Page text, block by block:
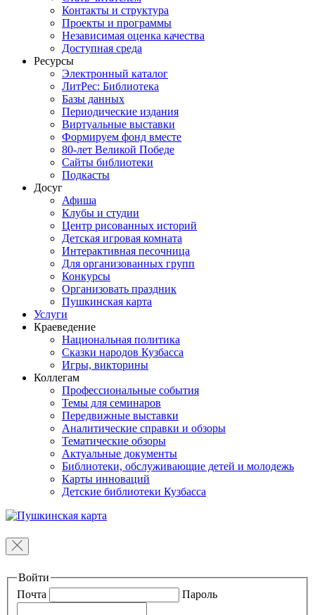
Контакты и структура
Проекты и программы
Независимая оценка качества
Доступная среда
Ресурсы
Электронный каталог
ЛитРес: Библиотека
Базы данных
Периодические издания
Виртуальные выставки
Формируем фонд вместе
80-лет Великой Победе
Сайты библиотеки
Подкасты
Досуг
Афиша
Клубы и студии
Центр рисованных историй
Детская игровая комната
Интерактивная песочница
Для организованных групп
Конкурсы
Организовать праздник
Пушкинская карта
Услуги
Краеведение
Национальная политика
Сказки народов Кузбасса
Игры, викторины
Коллегам
Профессиональные события
Темы для семинаров
Передвижные выставки
Аналитические справки и обзоры
Тематические обзоры
Актуальные документы
Библиотеки, обслуживающие детей и молодежь
Карты инноваций
Детские библиотеки Кузбасса
Войти
Почта
Пароль